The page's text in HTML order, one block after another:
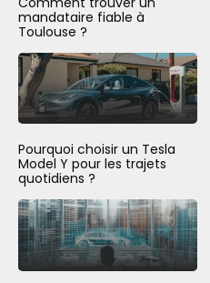
mandataire fiable à
Toulouse ?
Pourquoi choisir un Tesla
Model Y pour les trajets
quotidiens ?